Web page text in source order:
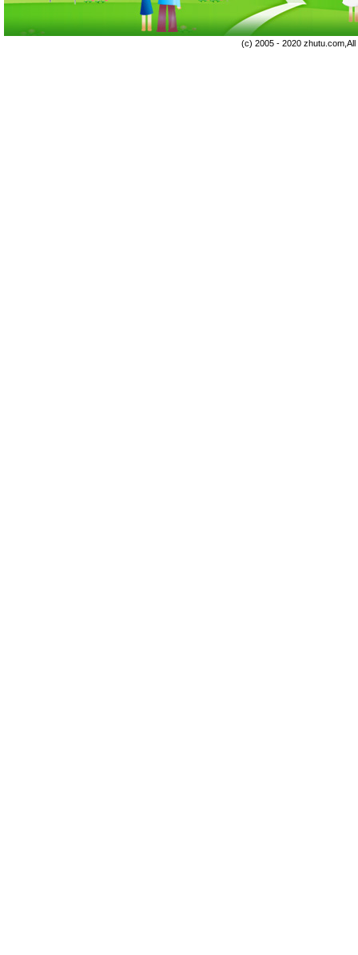
(c) 2005 - 2020